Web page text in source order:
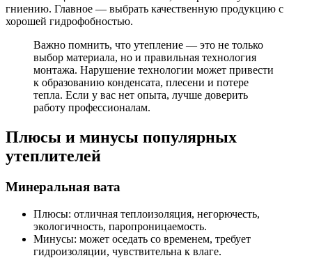
гниению. Главное — выбрать качественную продукцию с
хорошей гидрофобностью.
Важно помнить, что утепление — это не только
выбор материала, но и правильная технология
монтажа. Нарушение технологии может привести
к образованию конденсата, плесени и потере
тепла. Если у вас нет опыта, лучше доверить
работу профессионалам.
Плюсы и минусы популярных
утеплителей
Минеральная вата
Плюсы: отличная теплоизоляция, негорючесть,
экологичность, паропроницаемость.
Минусы: может оседать со временем, требует
гидроизоляции, чувствительна к влаге.